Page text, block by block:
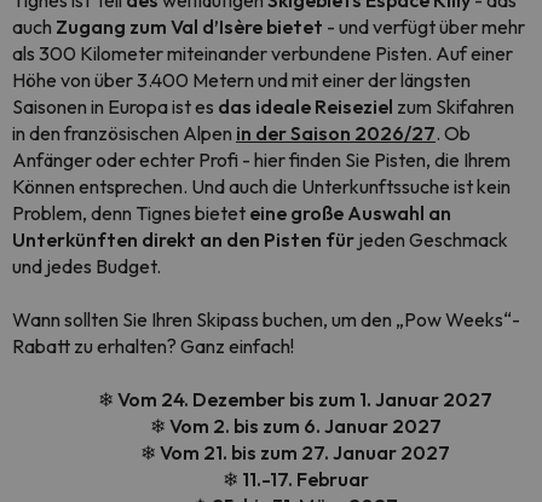
auch Zugang zum Val d’Isère bietet - und verfügt über mehr
als 300 Kilometer miteinander verbundene Pisten. Auf einer
Höhe von über 3.400 Metern und mit einer der längsten
Saisonen in Europa ist es das ideale Reiseziel zum Skifahren
in den französischen Alpen in der Saison 2026/27. Ob
Anfänger oder echter Profi - hier finden Sie Pisten, die Ihrem
Können entsprechen. Und auch die Unterkunftssuche ist kein
Problem, denn Tignes bietet eine große Auswahl an
Unterkünften direkt an den Pisten für jeden Geschmack
und jedes Budget.
Wann sollten Sie Ihren Skipass buchen, um den „Pow Weeks“-
Rabatt zu erhalten? Ganz einfach!
❄ Vom 24. Dezember bis zum 1. Januar 2027
❄ Vom 2. bis zum 6. Januar 2027
❄ Vom 21. bis zum 27. Januar 2027
❄ 11.-17. Februar